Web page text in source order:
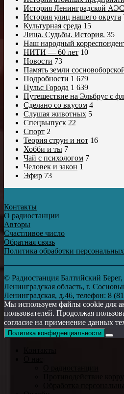
История Ленинградской АЭС
История улиц нашего округа
Культурная среда 15
Лица. Судьбы. История. 35
Наш народный
НИТИ — 60 лет 10
Новости 73
Память земли
Подробности 1 679
Пульс Города 1 639
Путешествие на Эльбрус с
Сделано со вкусом 4
Слушая животных 5
Спецвыпуск 22
Спорт 2
Теория струн и нот 16
Хобби и ты 7
Чай с психологом 7
Человек и закон 1
Эфир 73
Контакты
О радиостанции
Авторы
Счастливое число
Обратная связь
Политика обработки
© Радиостанция Балтийский
Ленинградская область, г.
Ленинградская, д.46, телефон: 8
Мы используем файлы cookie для
пользователей. Продолжая
согласие на применение данных
Политика конфиденциальности